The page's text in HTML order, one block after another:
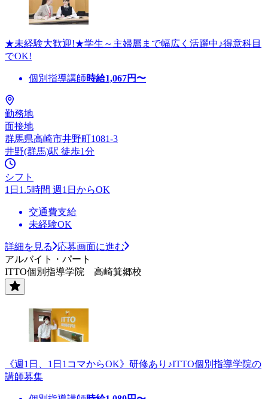
★未経験大歓迎!★学生～主婦層まで幅広く活躍中♪得意科目
でOK!
個別指導講師時給1,067円〜
勤務地
面接地
群馬県高崎市井野町1081-3
井野(群馬)駅 徒歩1分
シフト
1日1.5時間 週1日からOK
交通費支給
未経験OK
詳細を見る
応募画面に進む
アルバイト・パート
ITTO個別指導学院 高崎箕郷校
《週1日、1日1コマからOK》研修あり♪ITTO個別指導学院の
講師募集